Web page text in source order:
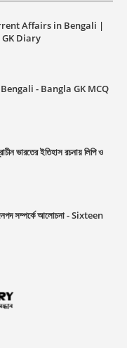
Affairs in Bengali |
GK Diary
Bengali - Bangla GK MCQ
ভারতের ইতিহাস রচনায় লিপি ও
সম্পর্কে আলোচনা - Sixteen